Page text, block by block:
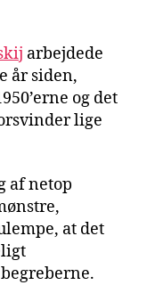
arbejdede
år siden,
og det
lige
af netop
at det